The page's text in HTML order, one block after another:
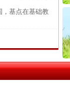
基点在基础教